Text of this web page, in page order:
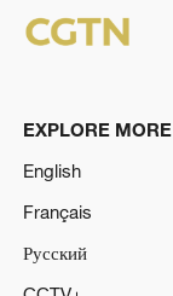
EXPLORE MORE
English
Français
Русский